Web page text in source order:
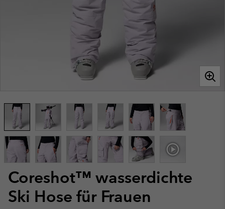
Coreshot™ wasserdichte
Ski Hose für Frauen